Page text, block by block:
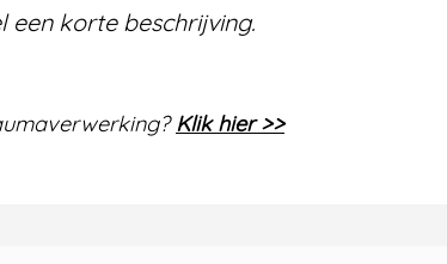
een korte beschrijving.
Klik hier >>